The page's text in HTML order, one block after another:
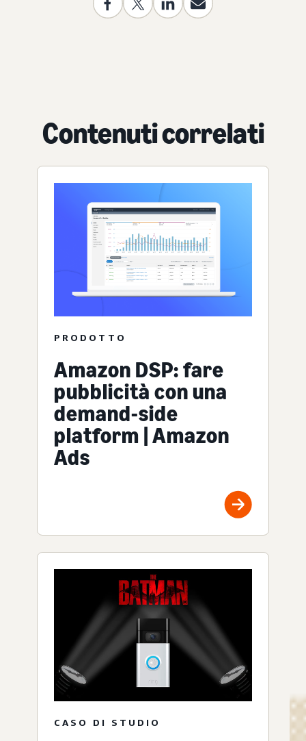
Contenuti correlati
PRODOTTO
Amazon DSP: fare
pubblicità con una
demand-side
platform | Amazon
Ads
CASO DI STUDIO